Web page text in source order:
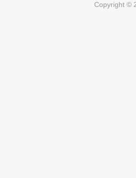
Copyright ©